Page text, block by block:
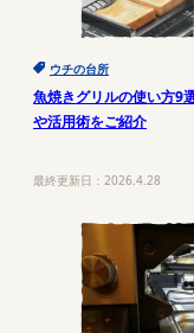
ウチの台所
魚焼きグリルの使い方9
や活用術をご紹介
最終更新日： 2026.4.28